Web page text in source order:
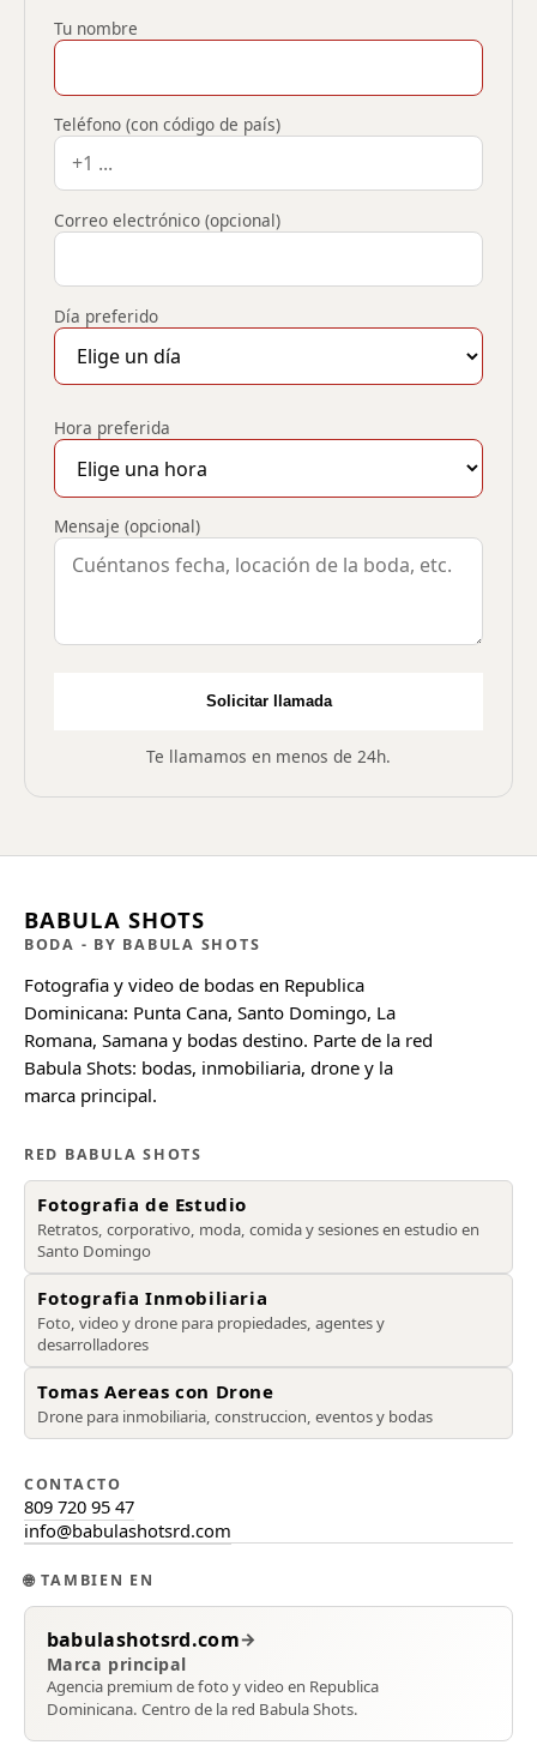
Tu nombre
Teléfono (con código de país)
Correo electrónico (opcional)
Día preferido
Hora preferida
Mensaje (opcional)
Solicitar llamada
Te llamamos en menos de 24h.
BABULA SHOTS
BODA - BY BABULA SHOTS
Fotografia y video de bodas en Republica
Dominicana: Punta Cana, Santo Domingo, La
Romana, Samana y bodas destino. Parte de la red
Babula Shots: bodas, inmobiliaria, drone y la
marca principal.
RED BABULA SHOTS
Fotografia de Estudio
Retratos, corporativo, moda, comida y sesiones en estudio en
Santo Domingo
Fotografia Inmobiliaria
Foto, video y drone para propiedades, agentes y
desarrolladores
Tomas Aereas con Drone
Drone para inmobiliaria, construccion, eventos y bodas
CONTACTO
809 720 95 47
info@babulashotsrd.com
🌐TAMBIEN EN
babulashotsrd.com→
Marca principal
Agencia premium de foto y video en Republica
Dominicana. Centro de la red Babula Shots.